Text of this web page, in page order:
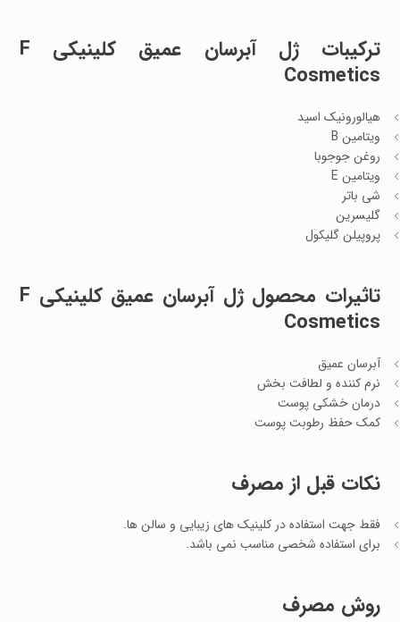
ترکیبات ژل آبرسان عمیق کلینیکی F
Cosmetics
هیالورونیک اسید
ویتامین B
روغن جوجوبا
ویتامین E
شی باتر
گلیسرین
پروپیلن گلیکول
تاثیرات محصول ژل آبرسان عمیق کلینیکی F
Cosmetics
آبرسان عمیق
نرم کننده و لطافت بخش
درمان خشکی پوست
کمک حفظ رطوبت پوست
نکات قبل از مصرف
فقط جهت استفاده در کلینیک های زیبایی و سالن ها.
برای استفاده شخصی مناسب نمی باشد.
روش مصرف